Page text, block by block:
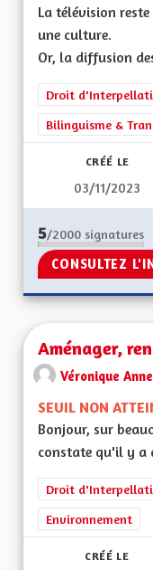
La télévision
une culture.
Or, la diffusion
Droit
Bilinguisme &
CRÉÉ LE
03/11/2023
5/2000 signatures
CONSULTEZ
Aménager,
Véronique
SEUIL NON
Bonjour, sur
constate qu'il y a
Droit
Environnement
CRÉÉ LE